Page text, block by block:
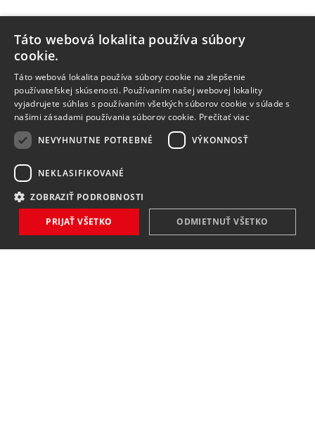
NOVINKY
Táto webová lokalita používa súbory
cookie.
Táto webová lokalita používa súbory cookie na zlepšenie
používateľskej skúsenosti. Používaním našej webovej lokality
vyjadrujete súhlas s používaním všetkých súborov cookie v súlade s
našimi zásadami používania súborov cookie. Prečítať viac
NEVYHNUTNE POTREBNÉ
VÝKONNOSŤ
NEKLASIFIKOVANÉ
ZOBRAZIŤ PODROBNOSTI
PRIJAŤ VŠETKO ODMIETNUŤ VŠETKO